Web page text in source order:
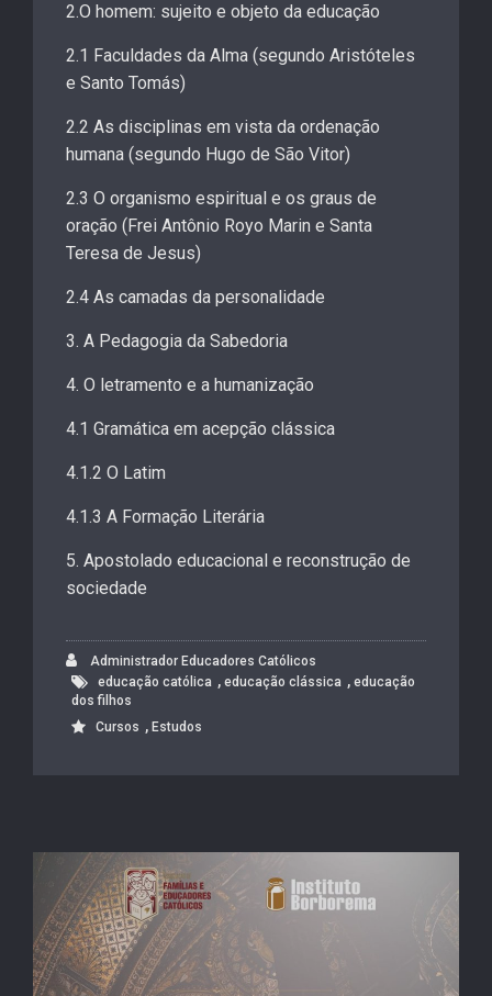
2.O homem: sujeito e objeto da educação
2.1 Faculdades da Alma (segundo Aristóteles
e Santo Tomás)
2.2 As disciplinas em vista da ordenação
humana (segundo Hugo de São Vitor)
2.3 O organismo espiritual e os graus de
oração (Frei Antônio Royo Marin e Santa
Teresa de Jesus)
2.4 As camadas da personalidade
3. A Pedagogia da Sabedoria
4. O letramento e a humanização
4.1 Gramática em acepção clássica
4.1.2 O Latim
4.1.3 A Formação Literária
5. Apostolado educacional e reconstrução de
sociedade
Administrador Educadores Católicos
educação católica , educação clássica , educação
dos filhos
Cursos , Estudos